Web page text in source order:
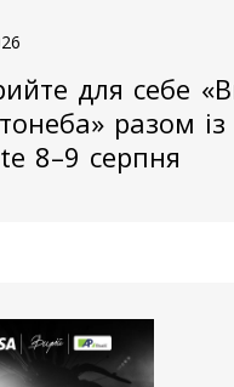
для себе
разом із
8–9 серпня